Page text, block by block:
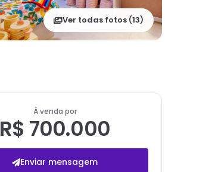
Ver todas fotos (13)
À venda por
R$ 700.000
Enviar mensagem